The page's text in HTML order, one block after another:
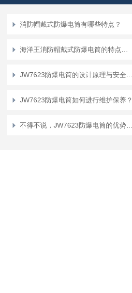
消防帽戴式防爆电筒有哪些特点？
JW7623防爆电筒如何进行维护保养？